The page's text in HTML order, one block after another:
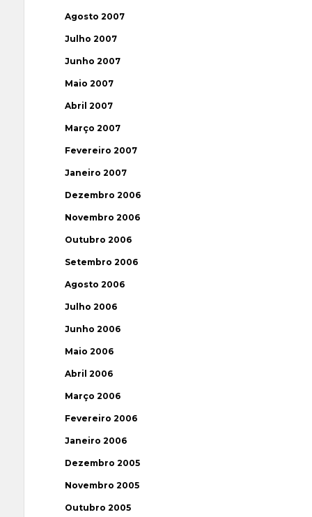
Agosto 2007
Julho 2007
Junho 2007
Maio 2007
Abril 2007
Março 2007
Fevereiro 2007
Janeiro 2007
Dezembro 2006
Novembro 2006
Outubro 2006
Setembro 2006
Agosto 2006
Julho 2006
Junho 2006
Maio 2006
Abril 2006
Março 2006
Fevereiro 2006
Janeiro 2006
Dezembro 2005
Novembro 2005
Outubro 2005